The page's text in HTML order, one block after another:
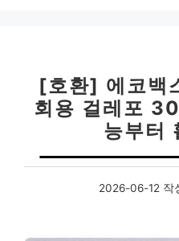
[호환] 에코백
회용 걸레포
능부터
2026-06-12 작